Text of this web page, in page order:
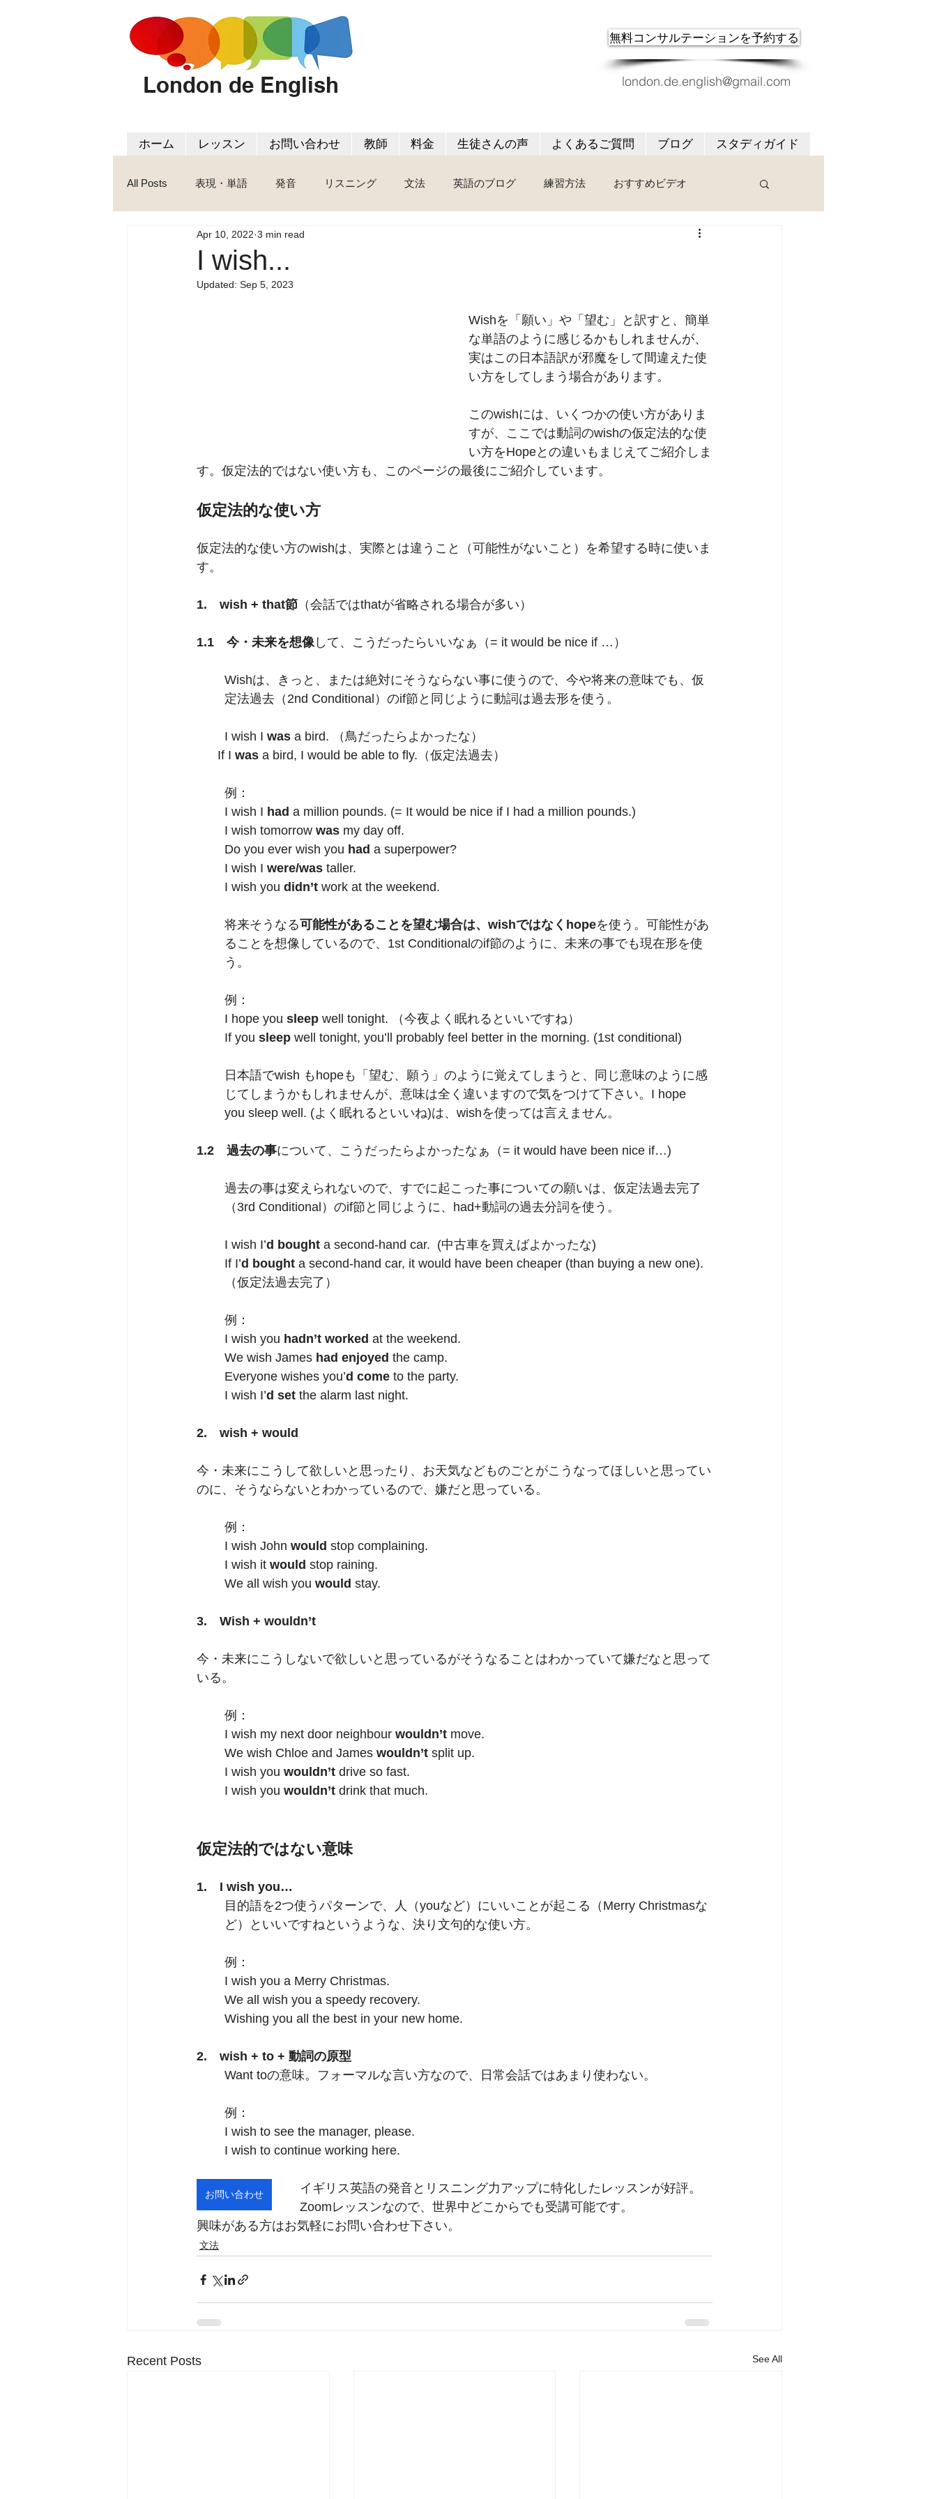
London de English
無料コンサルテーションを予約する
london.de.english@gmail.com
ホーム レッスン お問い合わせ 教師 料金 生徒さんの声 よくあるご質問 ブログ スタディガイド
All Posts 表現・単語 発音 リスニング 文法 英語のブログ 練習方法 おすすめビデオ
I wish...
Apr 10, 2022 3 min read
Updated: Sep 5, 2023
Wishを「願い」や「望む」と訳すと、簡単
な単語のように感じるかもしれませんが、
実はこの日本語訳が邪魔をして間違えた使
い方をしてしまう場合があります。
このwishには、いくつかの使い方がありま
すが、ここでは動詞のwishの仮定法的な使
い方をHopeとの違いもまじえてご紹介しま
す。仮定法的ではない使い方も、このページの最後にご紹介しています。
仮定法的な使い方
仮定法的な使い方のwishは、実際とは違うこと（可能性がないこと）を希望する時に使いま
す。
1.　wish + that節 （会話ではthatが省略される場合が多い）
1.1　今・未来を想像して、こうだったらいいなぁ（= it would be nice if …）
Wishは、きっと、または絶対にそうならない事に使うので、今や将来の意味でも、仮
定法過去（2nd Conditional）のif節と同じように動詞は過去形を使う。
I wish I was a bird. （鳥だったらよかったな）
      If I
was a bird, I would be able to fly.（仮定法過去）
例：
I wish I had a million pounds. (= It would be nice if I had a million pounds.)
I wish tomorrow was my day off.
Do you ever wish you had a superpower?
I wish I were/was taller.
I wish you didn’t work at the weekend.
将来そうなる可能性があることを望む場合は、wishではなくhopeを使う。可能性があ
ることを想像しているので、1st Conditionalのif節のように、未来の事でも現在形を使
う。
例：
I hope you sleep well tonight. （今夜よく眠れるといいですね）
If you sleep well tonight, you’ll probably feel better in the morning. (1st conditional)
日本語でwish もhopeも「望む、願う」のように覚えてしまうと、同じ意味のように感
じてしまうかもしれませんが、意味は全く違いますので気をつけて下さい。I hope
you sleep well. (よく眠れるといいね)は、wishを使っては言えません。
1.2　過去の事について、こうだったらよかったなぁ（= it would have been nice if…)
過去の事は変えられないので、すでに起こった事についての願いは、仮定法過去完了
（3rd Conditional）のif節と同じように、had+動詞の過去分詞を使う。
I wish I’d bought a second-hand car.  (中古車を買えばよかったな)
If I’d bought a second-hand car, it would have been cheaper (than buying a new one).
（仮定法過去完了）
例：
I wish you hadn’t worked at the weekend.
We wish James had enjoyed the camp.
Everyone wishes you’d come to the party.
I wish I’d set the alarm last night.
2.　wish + would
今・未来にこうして欲しいと思ったり、お天気などものごとがこうなってほしいと思ってい
のに、そうならないとわかっているので、嫌だと思っている。
例：
I wish John would stop complaining.
I wish it would stop raining.
We all wish you would stay.
3.　Wish + wouldn’t
今・未来にこうしないで欲しいと思っているがそうなることはわかっていて嫌だなと思って
いる。
例：
I wish my next door neighbour wouldn’t move.
We wish Chloe and James wouldn’t split up.
I wish you wouldn’t drive so fast.
I wish you wouldn’t drink that much.
仮定法的ではない意味
1.　I wish you…
目的語を2つ使うパターンで、人（youなど）にいいことが起こる（Merry Christmasな
ど）といいですねというような、決り文句的な使い方。
例：
I wish you a Merry Christmas.
We all wish you a speedy recovery.
Wishing you all the best in your new home.
2.　wish + to + 動詞の原型
Want toの意味。フォーマルな言い方なので、日常会話ではあまり使わない。
例：
I wish to see the manager, please.
I wish to continue working here.
お問い合わせ
イギリス英語の発音とリスニング力アップに特化したレッスンが好評。
Zoomレッスンなので、世界中どこからでも受講可能です。
興味がある方はお気軽にお問い合わせ下さい。
文法
Recent Posts See All